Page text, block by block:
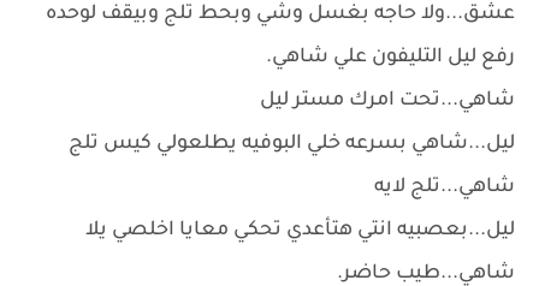
عشق...ولا حاجه بغسل وشي وبحط تلج وبيقف لوحده
رفع ليل التليفون علي شاهي.
شاهي...تحت امرك مستر ليل
ليل...شاهي بسرعه خلي البوفيه يطلعولي كيس تلج
شاهي...تلج لايه
ليل...بعصبيه انتي هتأعدي تحكي معايا اخلصي يلا
شاهي...طيب حاضر.